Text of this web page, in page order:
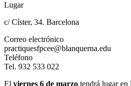
Lugar
c/ Císter, 34. Barcelona
Correo electrónico
practiquesfpcee@blanquerna.edu
Teléfono
Tel. 932 533 022
El viernes 6 de marzo tendrá lugar